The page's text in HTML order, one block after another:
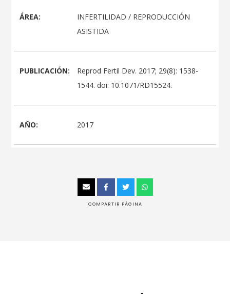
ÁREA:
INFERTILIDAD / REPRODUCCIÓN
ASISTIDA
PUBLICACIÓN:
Reprod Fertil Dev. 2017; 29(8): 1538-
1544. doi: 10.1071/RD15524.
AŇO: 2017
COMPARTIR PÁGINA